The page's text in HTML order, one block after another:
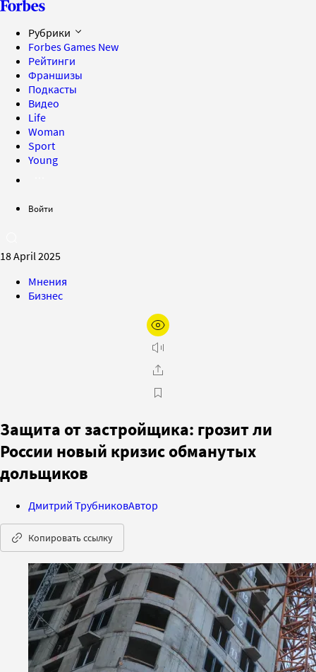
Рубрики
Forbes Games New
Рейтинги
Франшизы
Подкасты
Видео
Life
Woman
Sport
Young
Войти
18 April 2025
Мнения
Бизнес
Защита от застройщика: грозит ли
России новый кризис обманутых
дольщиков
Дмитрий ТрубниковАвтор
Копировать ссылку